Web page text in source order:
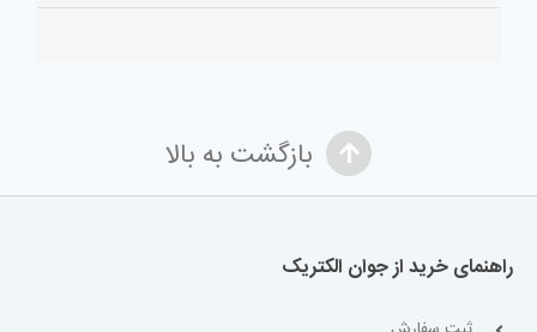
بازگشت به بالا
راهنمای خرید از جوان الکتریک